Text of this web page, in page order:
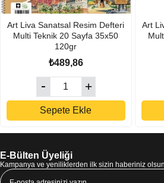
Art Liva Sanatsal Resim Defteri
Multi Teknik 20 Sayfa 35x50
120gr
₺489,86
Sepete Ekle
Art
E-Bülten Üyeliği
Kampanya ve yeniliklerden ilk sizin haberiniz olsun